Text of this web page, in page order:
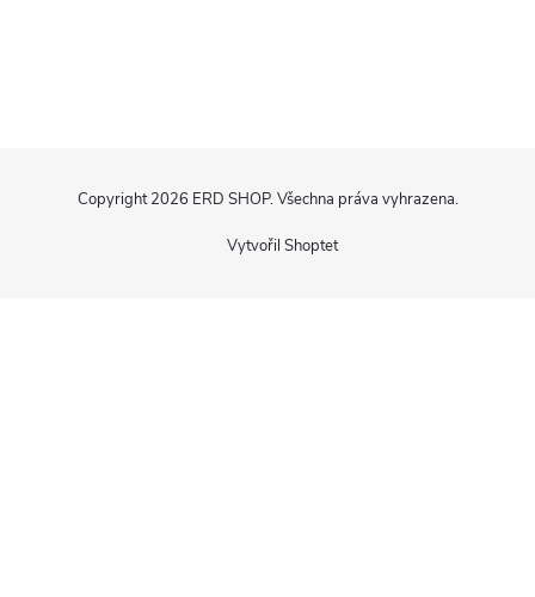
Vytvořil Shoptet
Copyright 2026 ERD SHOP. Všechna práva vyhrazena.